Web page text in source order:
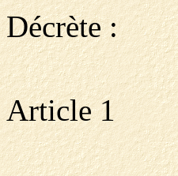
Décrète :
Article 1